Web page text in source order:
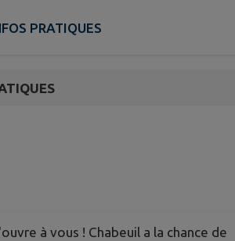
PRATIQUES
à vous ! Chabeuil a la chance de